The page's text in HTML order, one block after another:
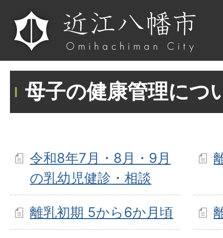
母子の健康管理につ
令和8年7月・8月・9月
の乳幼児健診・相談
離乳初期 5から6か月頃